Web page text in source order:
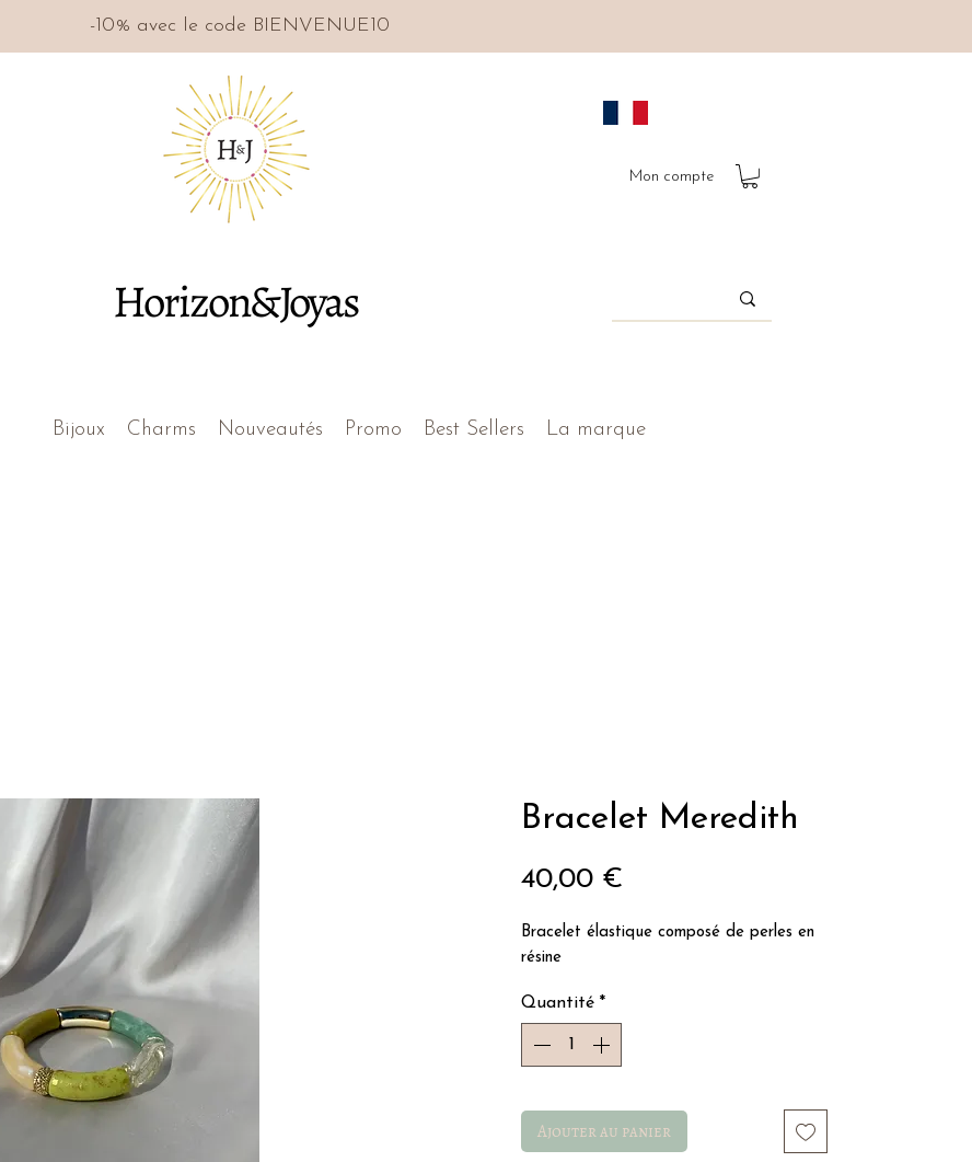
Horizon&Joyas
Mon compte
Bijoux Charms Nouveautés Promo Best Sellers La marque
-10% avec le code BIENVENUE10
Bracelet Meredith
40,00 €
Bracelet élastique composé de perles en
résine
Quantité *
Ajouter au panier